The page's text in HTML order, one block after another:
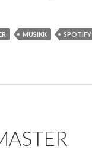
MUSIKK SPOTIFY